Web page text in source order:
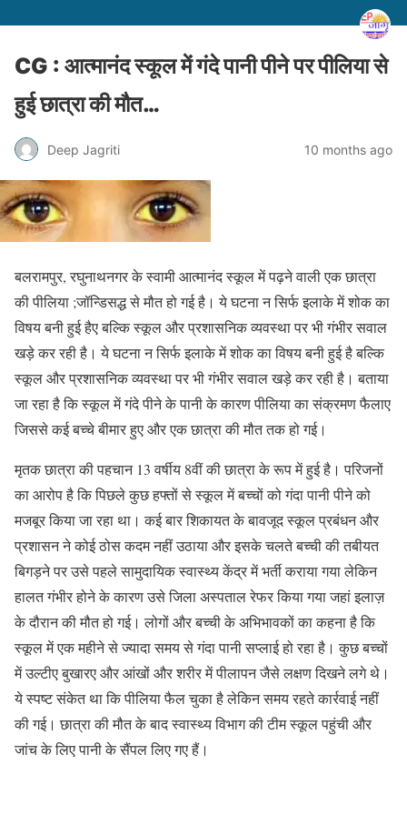
CG : आत्मानंद स्कूल में गंदे पानी पीने पर पीलिया से
हुई छात्रा की मौत…
Deep Jagriti 10 months ago
बलरामपुर, रघुनाथनगर के स्वामी आत्मानंद स्कूल में पढ़ने वाली एक छात्रा
की पीलिया ;जॉन्डिसद्ध से मौत हो गई है। ये घटना न सिर्फ इलाके में शोक का
विषय बनी हुई हैए बल्कि स्कूल और प्रशासनिक व्यवस्था पर भी गंभीर सवाल
खड़े कर रही है। ये घटना न सिर्फ इलाके में शोक का विषय बनी हुई है बल्कि
स्कूल और प्रशासनिक व्यवस्था पर भी गंभीर सवाल खड़े कर रही है। बताया
जा रहा है कि स्कूल में गंदे पीने के पानी के कारण पीलिया का संक्रमण फैलाए
जिससे कई बच्चे बीमार हुए और एक छात्रा की मौत तक हो गई।
मृतक छात्रा की पहचान 13 वर्षीय 8वीं की छात्रा के रूप में हुई है। परिजनों
का आरोप है कि पिछले कुछ हफ्तों से स्कूल में बच्चों को गंदा पानी पीने को
मजबूर किया जा रहा था। कई बार शिकायत के बावजूद स्कूल प्रबंधन और
प्रशासन ने कोई ठोस कदम नहीं उठाया और इसके चलते बच्ची की तबीयत
बिगड़ने पर उसे पहले सामुदायिक स्वास्थ्य केंद्र में भर्ती कराया गया लेकिन
हालत गंभीर होने के कारण उसे जिला अस्पताल रेफर किया गया जहां इलाज़
के दौरान की मौत हो गई। लोगों और बच्ची के अभिभावकों का कहना है कि
स्कूल में एक महीने से ज्यादा समय से गंदा पानी सप्लाई हो रहा है। कुछ बच्चों
में उल्टीए बुखारए और आंखों और शरीर में पीलापन जैसे लक्षण दिखने लगे थे।
ये स्पष्ट संकेत था कि पीलिया फैल चुका है लेकिन समय रहते कार्रवाई नहीं
की गई। छात्रा की मौत के बाद स्वास्थ्य विभाग की टीम स्कूल पहुंची और
जांच के लिए पानी के सैंपल लिए गए हैं।